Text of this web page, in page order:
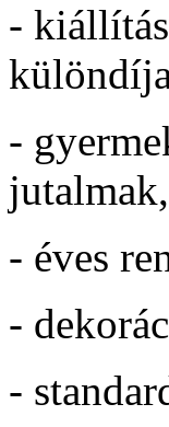
-
-
- éves
-
-